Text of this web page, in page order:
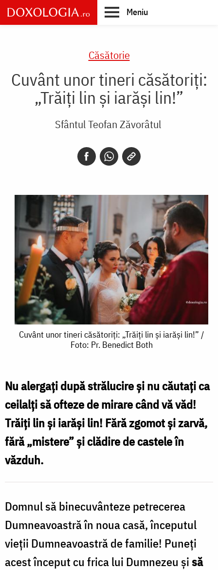
Skip
to
main
Meniu
Căsătorie
Cuvânt unor tineri căsătoriți:
„Trăiți lin și iarăși lin!”
Sfântul Teofan Zăvorâtul
Cuvânt
căsătoriți:
„Trăiți
lin
și
iarăși
/
Foto:
Pr.
Benedict
Both
Cuvânt unor tineri căsătoriți: „Trăiți lin și iarăși lin!” /
Foto: Pr. Benedict Both
Nu alergați după strălucire și nu căutați ca
ceilalți să ofteze de mirare când vă văd!
Trăiți lin și iarăși lin! Fără zgomot și zarvă,
fără „mistere” și clădire de castele în
văzduh.
Domnul să binecuvânteze petrecerea
Dumneavoastră în noua casă, începutul
vieţii Dumneavoastră de familie! Puneţi
acest început cu frica lui Dumnezeu şisă